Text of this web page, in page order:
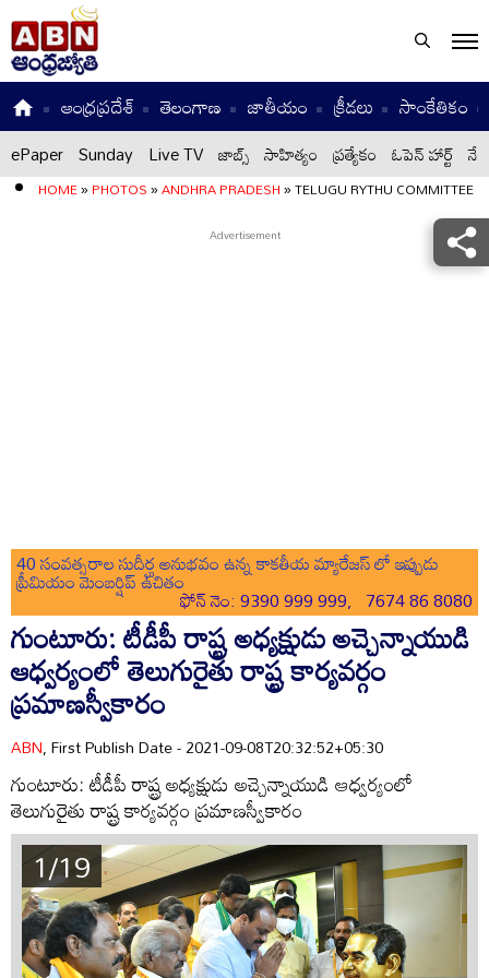
ఆంధ్రప్రదేశ్ తెలంగాణ జాతీయం క్రీడలు సాంకేతికం
ePaper Sunday Live TV జాబ్స్ సాహిత్యం ప్రత్యేకం ఓపెన్ హార్ట్
HOME»PHOTOS»ANDHRA PRADESH»TELUGU RYTHU COMMITTEE
40 సంవత్సరాల సుదీర్ఘ అనుభవం ఉన్న కాకతీయ మ్యారేజస్ లో ఇప్పుడు
ప్రీమియం మెంబర్షిప్ ఉచితం
ఫోన్ నెం: 9390 999 999, 7674 86 8080
గుంటూరు: టీడీపీ రాష్ట్ర అధ్యక్షుడు అచ్చెన్నాయుడి
ఆధ్వర్యంలో తెలుగురైతు రాష్ట్ర కార్యవర్గం
ప్రమాణస్వీకారం
ABN, First Publish Date - 2021-09-08T20:32:52+05:30
గుంటూరు: టీడీపీ రాష్ట్ర అధ్యక్షుడు అచ్చెన్నాయుడి ఆధ్వర్యంలో
తెలుగురైతు రాష్ట్ర కార్యవర్గం ప్రమాణస్వీకారం
1/19